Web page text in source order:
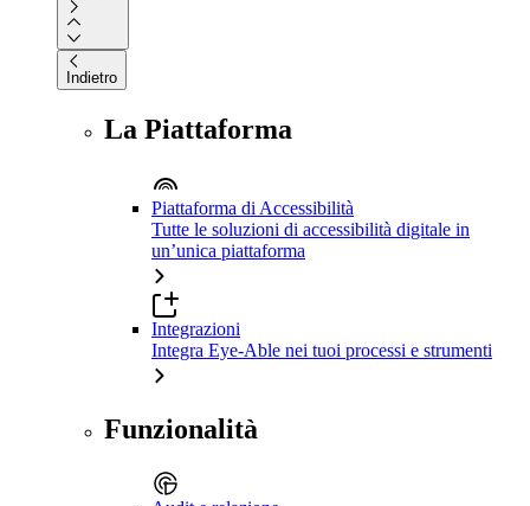
Indietro
La Piattaforma
Piattaforma di Accessibilità
Tutte le soluzioni di accessibilità digitale in
un’unica piattaforma
Integrazioni
Integra Eye-Able nei tuoi processi e strumenti
Funzionalità